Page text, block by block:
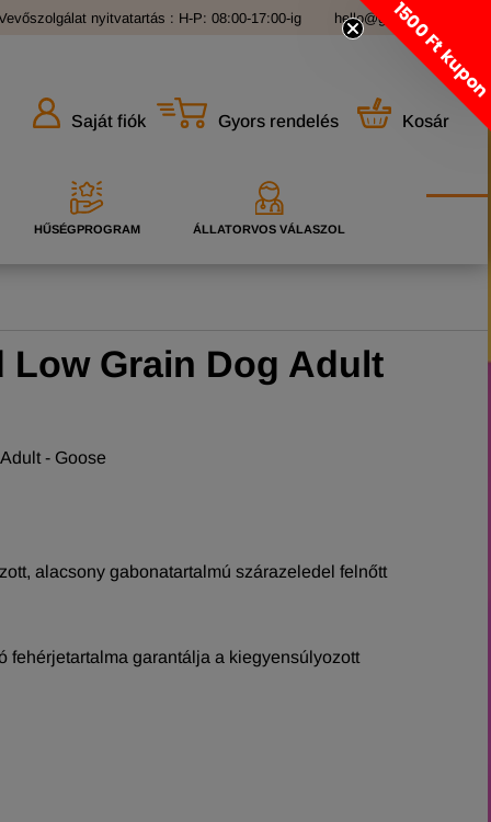
nyitvatartás : H-P: 08:00-17:00-ig hello@grandopet.hu
Saját fiók Gyors rendelés Kosár
HŰSÉGPROGRAM ÁLLATORVOS VÁLASZOL
Low Grain Dog Adult
- Goose
alacsony gabonatartalmú szárazeledel felnőtt
fehérjetartalma garantálja a kiegyensúlyozott
1500 Ft